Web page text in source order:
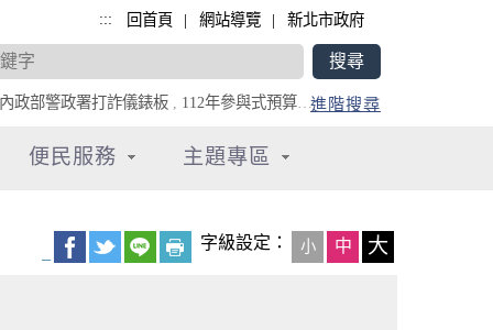
::: 回首頁 | 網站導覽 | 新北市政府
內政部警政署打詐儀錶板 112年參與式預算專區 ,全民防災e點通
進階搜尋
便民服務 主題專區
字級設定： 小 中 大